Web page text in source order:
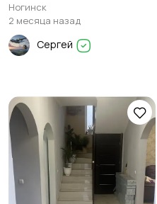
Ногинск
2 месяца назад
Сергей